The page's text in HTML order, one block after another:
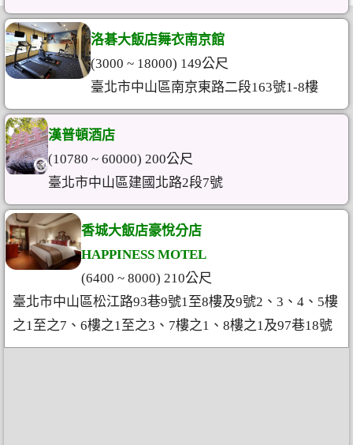
洛碁大飯店舞衣南京館
(3000 ~ 18000) 149公尺
臺北市中山區南京東路二段163號1-8樓
漢普頓酒店
(10780 ~ 60000) 200公尺
臺北市中山區建國北路2段7號
香城大飯店豪悅分店
HAPPINESS MOTEL
(6400 ~ 8000) 210公尺
臺北市中山區松江路93巷9號1至8樓及9號2、3、4、5樓
之1至之7、6樓之1至之3、7樓之1、8樓之1及97巷18號